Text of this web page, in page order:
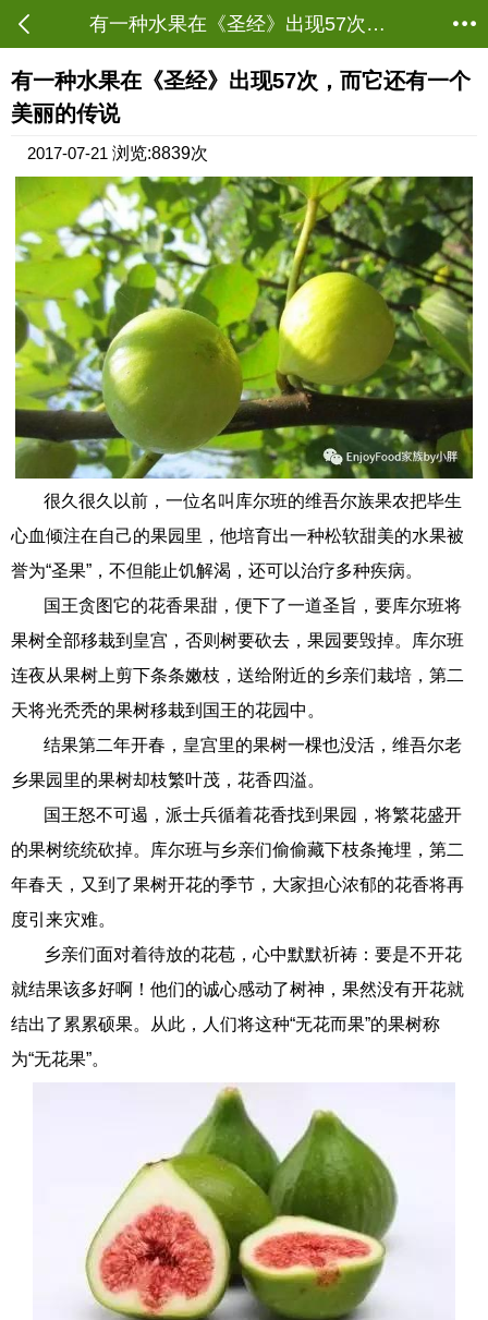
有一种水果在《圣经》出现57次，而它还有一个美丽的传说 - 三农聚焦 - 茂名农批网
当前位置：资讯首页->农业资讯->三农聚焦
有一种水果在《圣经》出现57次，而它还有一个
美丽的传说
2017-07-21 浏览:8839次
很久很久以前，一位名叫库尔班的维吾尔族果农把毕生
心血倾注在自己的果园里，他培育出一种松软甜美的水果被
誉为“圣果”，不但能止饥解渴，还可以治疗多种疾病。
国王贪图它的花香果甜，便下了一道圣旨，要库尔班将
果树全部移栽到皇宫，否则树要砍去，果园要毁掉。库尔班
连夜从果树上剪下条条嫩枝，送给附近的乡亲们栽培，第二
天将光秃秃的果树移栽到国王的花园中。
结果第二年开春，皇宫里的果树一棵也没活，维吾尔老
乡果园里的果树却枝繁叶茂，花香四溢。
国王怒不可遏，派士兵循着花香找到果园，将繁花盛开
的果树统统砍掉。库尔班与乡亲们偷偷藏下枝条掩埋，第二
年春天，又到了果树开花的季节，大家担心浓郁的花香将再
度引来灾难。
乡亲们面对着待放的花苞，心中默默祈祷：要是不开花
就结果该多好啊！他们的诚心感动了树神，果然没有开花就
结出了累累硕果。从此，人们将这种“无花而果”的果树称
为“无花果”。